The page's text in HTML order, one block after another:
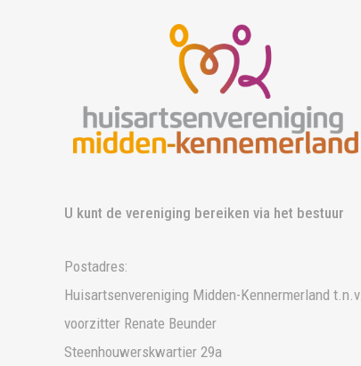
U kunt de vereniging bereiken via het bestuur
Postadres:
Huisartsenvereniging Midden-Kennermerland t.n.v.
voorzitter Renate Beunder
Steenhouwerskwartier 29a